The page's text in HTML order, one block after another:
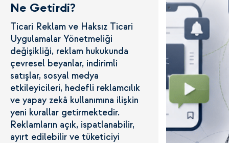
Ne Getirdi?
Ticari Reklam ve Haksız Ticari
Uygulamalar Yönetmeliği
değişikliği, reklam hukukunda
çevresel beyanlar, indirimli
satışlar, sosyal medya
etkileyicileri, hedefli reklamcılık
ve yapay zekâ kullanımına ilişkin
yeni kurallar getirmektedir.
Reklamların açık, ispatlanabilir,
ayırt edilebilir ve tüketiciyi